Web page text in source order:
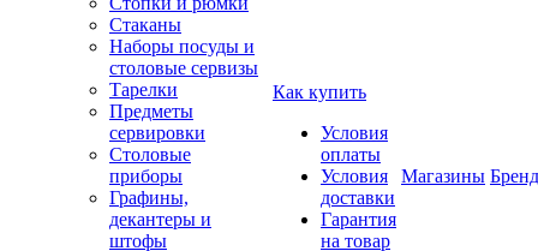
Стаканы
Наборы посуды и
столовые сервизы
Тарелки
Предметы
сервировки
Столовые
приборы
Графины,
декантеры и
штофы
Как купить
Условия
оплаты
Условия
доставки
Гарантия
на товар
Магазины